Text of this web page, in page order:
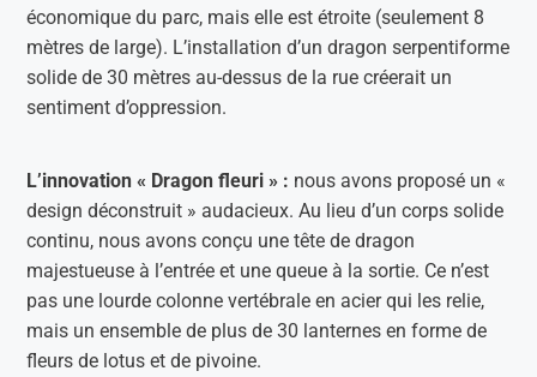
économique du parc, mais elle est étroite (seulement 8
mètres de large). L’installation d’un dragon serpentiforme
solide de 30 mètres au-dessus de la rue créerait un
sentiment d’oppression.
L’innovation « Dragon fleuri » : nous avons proposé un «
design déconstruit » audacieux. Au lieu d’un corps solide
continu, nous avons conçu une tête de dragon
majestueuse à l’entrée et une queue à la sortie. Ce n’est
pas une lourde colonne vertébrale en acier qui les relie,
mais un ensemble de plus de 30 lanternes en forme de
fleurs de lotus et de pivoine.